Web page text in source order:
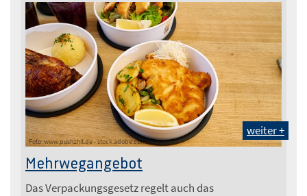
Foto: www.push2hit.de - stock.adobe.com
weiter +
Mehrwegangebot
Das Verpackungsgesetz regelt auch das